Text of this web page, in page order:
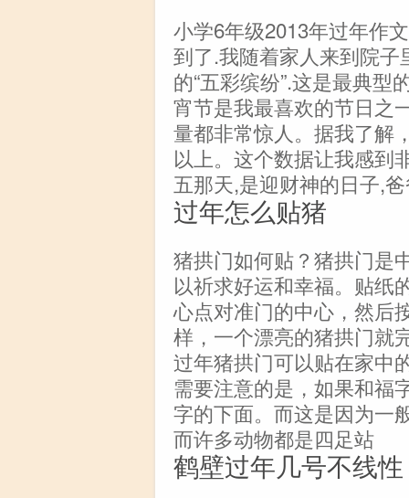
小学6年级2013年过年作
到了.我随着家人来到院
的“五彩缤纷”.这是最典
宵节是我最喜欢的节日之
量都非常惊人。据我了解
以上。这个数据让我感到
五那天,是迎财神的日子,
过年怎么贴猪
猪拱门如何贴？猪拱门是
以祈求好运和幸福。贴纸
心点对准门的中心，然后
样，一个漂亮的猪拱门就
过年猪拱门可以贴在家中
需要注意的是，如果和福
字的下面。而这是因为一
而许多动物都是四足站
鹤壁过年几号不线性